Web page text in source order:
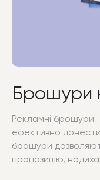
Брошури
Рекламні брошури
ефективно донести
брошури
пропозицію,